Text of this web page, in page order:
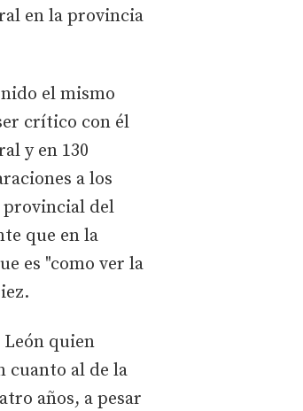
en la provincia
el mismo
crítico con él
y en 130
a los
provincial del
que en la
es "como ver la
León quien
cuanto al de la
años, a pesar